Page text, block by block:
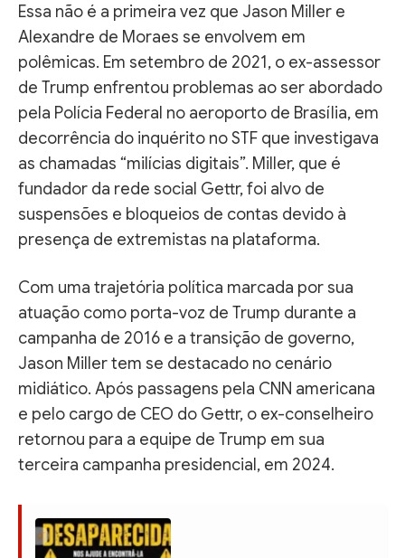
Essa não é a primeira vez que Jason Miller e
Alexandre de Moraes se envolvem em
polêmicas. Em setembro de 2021, o ex-assessor
de Trump enfrentou problemas ao ser abordado
pela Polícia Federal no aeroporto de Brasília, em
decorrência do inquérito no STF que investigava
as chamadas “milícias digitais”. Miller, que é
fundador da rede social Gettr, foi alvo de
suspensões e bloqueios de contas devido à
presença de extremistas na plataforma.
Com uma trajetória política marcada por sua
atuação como porta-voz de Trump durante a
campanha de 2016 e a transição de governo,
Jason Miller tem se destacado no cenário
midiático. Após passagens pela CNN americana
e pelo cargo de CEO do Gettr, o ex-conselheiro
retornou para a equipe de Trump em sua
terceira campanha presidencial, em 2024.